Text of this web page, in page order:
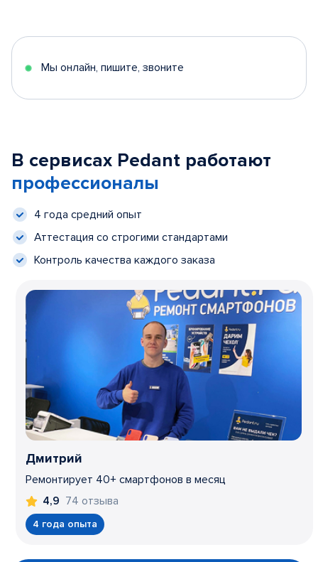
Мы онлайн, пишите, звоните
В сервисах Pedant работают
профессионалы
4 года средний опыт
Аттестация со строгими стандартами
Контроль качества каждого заказа
Дмитрий
Ремонтирует 40+ смартфонов в месяц
4,9 74 отзыва
4 года опыта